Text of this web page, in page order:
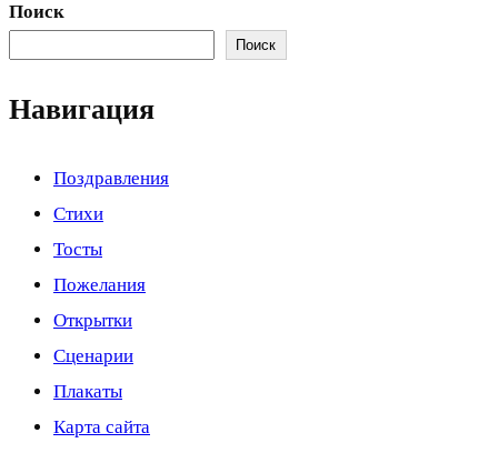
Поиск
Поиск
Навигация
Поздравления
Стихи
Тосты
Пожелания
Открытки
Сценарии
Плакаты
Карта сайта